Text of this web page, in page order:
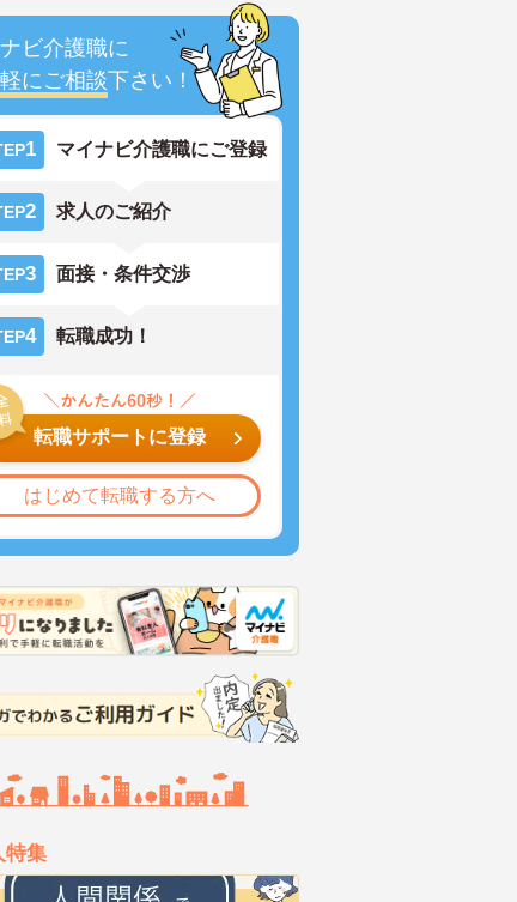
ビ介護職に
にご相談下さい！
1 マイナビ介護職にご登録
2 求人のご紹介
3 面接・条件交渉
4 転職成功！
転職サポートに登録
はじめて転職する方へ
特集